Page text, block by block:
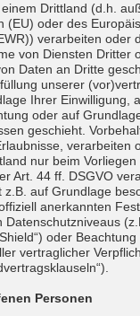
Drittland (d.h.
(EU) oder des
verarbeiten oder
von Diensten Dritter
Daten an Dritte
unserer
Ihrer Einwilligung,
oder auf
geschieht.
verarbeiten
nur beim
Art. 44 ff. DSGVO
z.B. auf Grundlage
anerkannten
Datenschutzniveaus
oder Beachtung
vertraglicher
Personen